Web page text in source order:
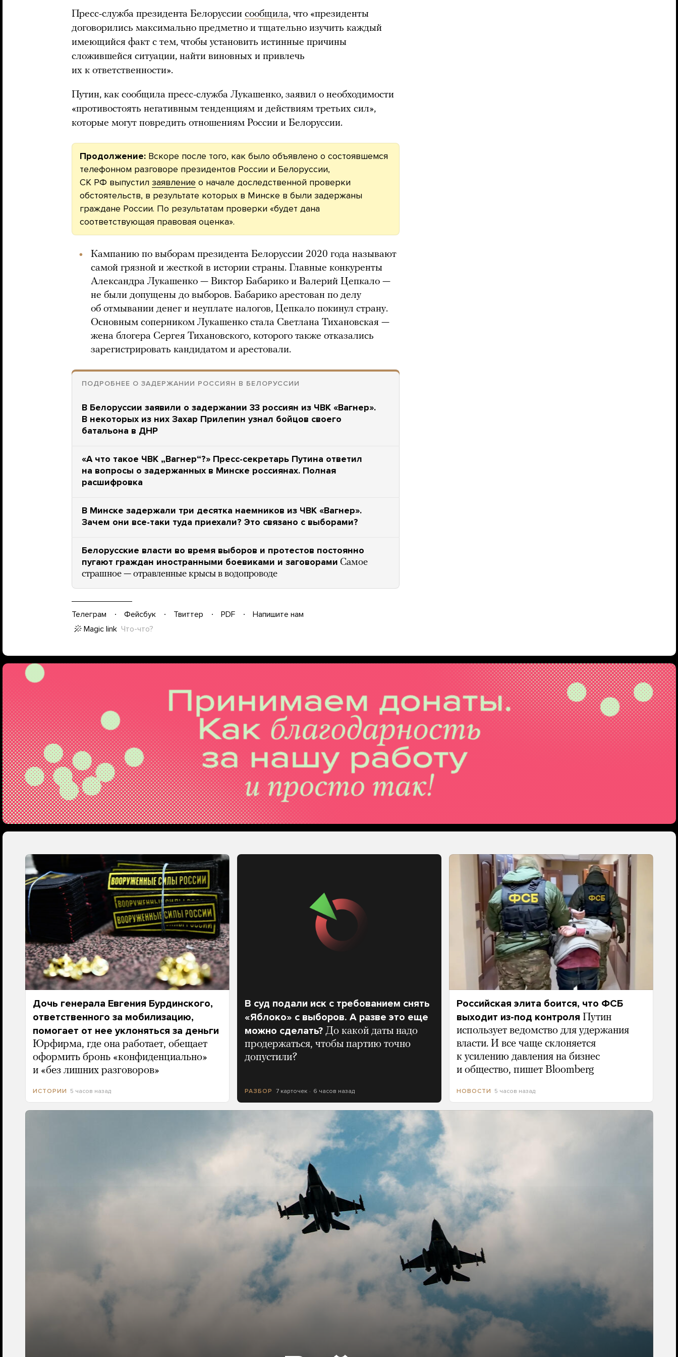
Пресс-служба президента Белоруссии сообщила, что «президенты
договорились максимально предметно и тщательно изучить каждый
имеющийся факт с тем, чтобы установить истинные причины
сложившейся ситуации, найти виновных и привлечь
их к ответственности».
Путин, как сообщила пресс-служба Лукашенко, заявил о необходимости
«противостоять негативным тенденциям и действиям третьих сил»,
которые могут повредить отношениям России и Белоруссии.
Продолжение: Вскоре после того, как было объявлено о состоявшемся
телефонном разговоре президентов России и Белоруссии,
СК РФ выпустил заявление о начале доследственной проверки
обстоятельств, в результате которых в Минске в были задержаны
граждане России. По результатам проверки «будет дана
соответствующая правовая оценка».
Кампанию по выборам президента Белоруссии 2020 года называют
самой грязной и жесткой в истории страны. Главные конкуренты
Александра Лукашенко — Виктор Бабарико и Валерий Цепкало —
не были допущены до выборов. Бабарико арестован по делу
об отмывании денег и неуплате налогов, Цепкало покинул страну.
Основным соперником Лукашенко стала Светлана Тихановская —
жена блогера Сергея Тихановского, которого также отказались
зарегистрировать кандидатом и арестовали.
ПОДРОБНЕЕ О ЗАДЕРЖАНИИ РОССИЯН В БЕЛОРУССИИ
В Белоруссии заявили о задержании 33 россиян из ЧВК «Вагнер».
В некоторых из них Захар Прилепин узнал бойцов своего
батальона в ДНР
«А что такое ЧВК „Вагнер“?» Пресс-секретарь Путина ответил
на вопросы о задержанных в Минске россиянах. Полная
расшифровка
В Минске задержали три десятка наемников из ЧВК «Вагнер».
Зачем они все-таки туда приехали? Это связано с выборами?
Белорусские власти во время выборов и протестов постоянно
пугают граждан иностранными боевиками и заговорами Самое
страшное — отравленные крысы в водопроводе
Телеграм Фейсбук Твиттер PDF
Напишите нам
Magic link Что-что?
Дочь генерала Евгения Бурдинского,
ответственного за мобилизацию,
помогает от нее уклоняться за деньги
Юрфирма, где она работает, обещает
оформить бронь «конфиденциально»
и «без лишних разговоров»
ИСТОРИИ 5 часов назад
В суд подали иск с требованием снять
«Яблоко» с выборов. А разве это еще
можно сделать? До какой даты надо
продержаться, чтобы партию точно
допустили?
РАЗБОР 7 карточек 6 часов назад
Российская элита боится, что ФСБ
выходит из-под контроля Путин
использует ведомство для удержания
власти. И все чаще склоняется
к усилению давления на бизнес
и общество, пишет Bloomberg
НОВОСТИ 5 часов назад